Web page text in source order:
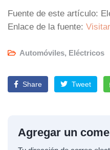
Fuente de este artículo:
Enlace de la fuente:
Automóviles, Eléctricos
Share Tweet
Agregar un